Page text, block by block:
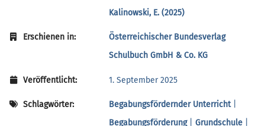
Kalinowski, E. (2025)
Erschienen in:
Österreichischer Bundesverlag
Schulbuch GmbH & Co. KG
Veröffentlicht: 1. September 2025
Schlagwörter: Begabungsfördernder Unterricht|
Begabungsförderung| Grundschule